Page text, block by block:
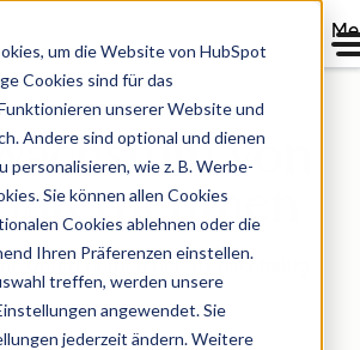
um die Website von HubSpot
Cookies sind für das
unserer Website und
Andere sind optional und dienen
personalisieren, wie z. B. Werbe-
Sie können allen Cookies
Cookies ablehnen oder die
Ihren Präferenzen einstellen.
treffen, werden unsere
angewendet. Sie
jederzeit ändern. Weitere
von
Unternehmen bereits nachhaltig